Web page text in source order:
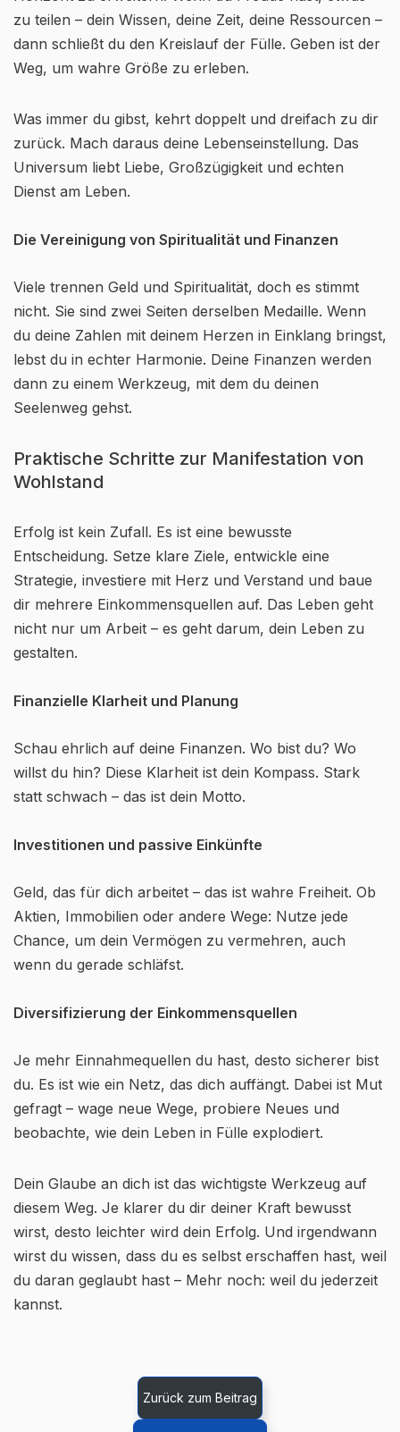
zu teilen – dein Wissen, deine Zeit, deine Ressourcen –
dann schließt du den Kreislauf der Fülle. Geben ist der
Weg, um wahre Größe zu erleben.
Was immer du gibst, kehrt doppelt und dreifach zu dir
zurück. Mach daraus deine Lebenseinstellung. Das
Universum liebt Liebe, Großzügigkeit und echten
Dienst am Leben.
Die Vereinigung von Spiritualität und Finanzen
Viele trennen Geld und Spiritualität, doch es stimmt
nicht. Sie sind zwei Seiten derselben Medaille. Wenn
du deine Zahlen mit deinem Herzen in Einklang bringst,
lebst du in echter Harmonie. Deine Finanzen werden
dann zu einem Werkzeug, mit dem du deinen
Seelenweg gehst.
Praktische Schritte zur Manifestation von
Wohlstand
Erfolg ist kein Zufall. Es ist eine bewusste
Entscheidung. Setze klare Ziele, entwickle eine
Strategie, investiere mit Herz und Verstand und baue
dir mehrere Einkommensquellen auf. Das Leben geht
nicht nur um Arbeit – es geht darum, dein Leben zu
gestalten.
Finanzielle Klarheit und Planung
Schau ehrlich auf deine Finanzen. Wo bist du? Wo
willst du hin? Diese Klarheit ist dein Kompass. Stark
statt schwach – das ist dein Motto.
Investitionen und passive Einkünfte
Geld, das für dich arbeitet – das ist wahre Freiheit. Ob
Aktien, Immobilien oder andere Wege: Nutze jede
Chance, um dein Vermögen zu vermehren, auch
wenn du gerade schläfst.
Diversifizierung der Einkommensquellen
Je mehr Einnahmequellen du hast, desto sicherer bist
du. Es ist wie ein Netz, das dich auffängt. Dabei ist Mut
gefragt – wage neue Wege, probiere Neues und
beobachte, wie dein Leben in Fülle explodiert.
Dein Glaube an dich ist das wichtigste Werkzeug auf
diesem Weg. Je klarer du dir deiner Kraft bewusst
wirst, desto leichter wird dein Erfolg. Und irgendwann
wirst du wissen, dass du es selbst erschaffen hast, weil
du daran geglaubt hast – Mehr noch: weil du jederzeit
kannst.
Zurück zum Beitrag